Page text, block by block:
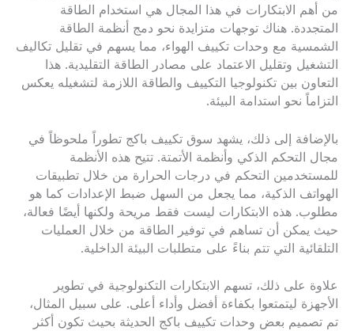
من أهم الابتكارات في هذا المجال هي استخدام الطاقة
المتجددة. هناك توجهات متزايدة نحو دمج أنظمة الطاقة
الشمسية مع وحدات تكييف الهواء، مما يسهم في تقليل تكاليف
التشغيل وتقليل الاعتماد على مصادر الطاقة التقليدية. هذا
التعاون بين تكنولوجيا التكييف والطاقة اللازمة لتشغيله يعكس
التزاماً نحو استدامة البيئة.
بالإضافة إلى ذلك، يشهد سوق تكييف باكج تطوراً ملحوظاً في
مجال التحكم الذكي وأنظمة الأتمتة. تتيح هذه الأنظمة
للمستخدمين التحكم في درجات الحرارة من خلال تطبيقات
الهواتف الذكية، مما يجعل من السهل ضبط الإعدادات كما هو
مطلوب. هذه الابتكارات ليست فقط مريحة ولكنها أيضًا فعالة،
حيث يمكن أن تساهم في توفير الطاقة من خلال العمليات
التلقائية التي تتم بناءً على متطلبات البيئة الداخلية.
علاوة على ذلك، تسهم الابتكارات التكنولوجية في تطوير
الأجهزة ليتمتعوا بكفاءة أفضل وأداء أعلى. على سبيل المثال،
تم تصميم بعض وحدات تكييف باكج الحديثة بحيث تكون أكثر